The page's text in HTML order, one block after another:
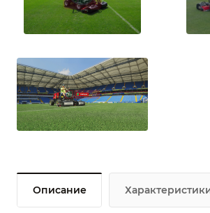
Описание